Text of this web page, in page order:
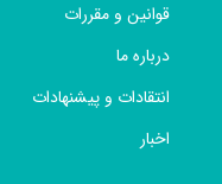
قوانین و مقررات
درباره ما
انتقادات و پیشنهادات
اخبار